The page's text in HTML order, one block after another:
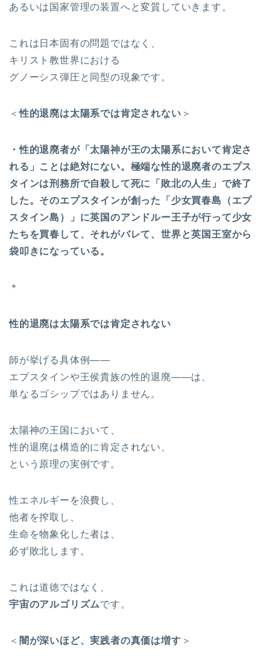
あるいは国家管理の装置へと変質していきます。
これは日本固有の問題ではなく、
キリスト教世界における
グノーシス弾圧と同型の現象です。
＜性的退廃は太陽系では肯定されない ＞
・性的退廃者が「太陽神が王の太陽系において肯定さ
れる」ことは絶対にない。極端な性的退廃者のエプス
タインは刑務所で自殺して死に「敗北の人生」で終了
した。そのエプスタインが創った「少女買春島（エプ
スタイン島）」に英国のアンドルー王子が行って少女
たちを買春して、それがバレて、世界と英国王室から
袋叩きになっている。
＊
性的退廃は太陽系では肯定されない
師が挙げる具体例――
エプスタインや王侯貴族の性的退廃――は、
単なるゴシップではありません。
太陽神の王国において、
性的退廃は構造的に肯定されない、
という原理の実例です。
性エネルギーを浪費し、
他者を搾取し、
生命を物象化した者は、
必ず敗北します。
これは道徳ではなく、
宇宙のアルゴリズムです。
＜ 闇が深いほど、実践者の真価は増す ＞